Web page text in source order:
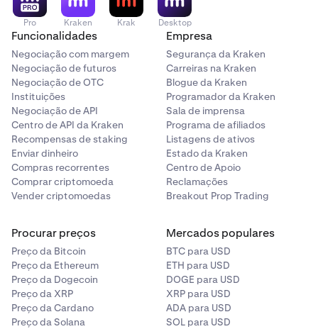
Pro Kraken Krak Desktop
Funcionalidades
Negociação com margem
Negociação de futuros
Negociação de OTC
Instituições
Negociação de API
Centro de API da Kraken
Recompensas de staking
Enviar dinheiro
Compras recorrentes
Comprar criptomoeda
Vender criptomoedas
Empresa
Segurança da Kraken
Carreiras na Kraken
Blogue da Kraken
Programador da Kraken
Sala de imprensa
Programa de afiliados
Listagens de ativos
Estado da Kraken
Centro de Apoio
Reclamações
Breakout Prop Trading
Procurar preços
Preço da Bitcoin
Preço da Ethereum
Preço da Dogecoin
Preço da XRP
Preço da Cardano
Preço da Solana
Mercados populares
BTC para USD
ETH para USD
DOGE para USD
XRP para USD
ADA para USD
SOL para USD